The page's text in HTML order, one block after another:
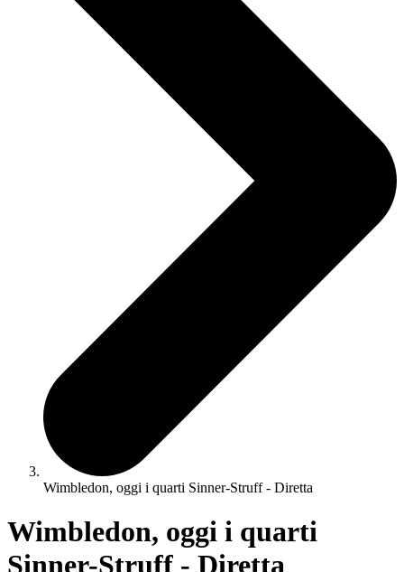
Wimbledon, oggi i quarti Sinner-Struff - Diretta
Wimbledon, oggi i quarti
Sinner-Struff - Diretta